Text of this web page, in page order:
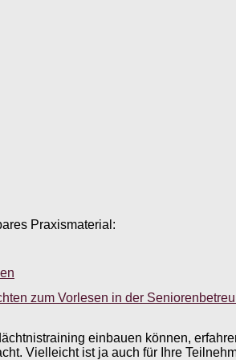
Praxismaterial:
zum Vorlesen in der
einbauen können,
Vielleicht ist ja auch für Ihre